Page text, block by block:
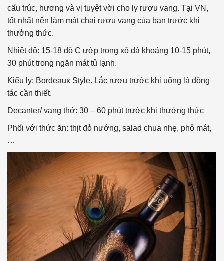
cấu trúc, hương và vị tuyệt vời cho ly rượu vang. Tại VN,
tốt nhất nên làm mát chai rượu vang của bạn trước khi
thưởng thức.
Nhiệt độ: 15-18 độ C ướp trong xô đá khoảng 10-15 phút,
30 phút trong ngăn mát tủ lạnh.
Kiểu ly: Bordeaux Style. Lắc rượu trước khi uống là động
tác cần thiết.
Decanter/ vang thở: 30 – 60 phút trước khi thưởng thức
Phối với thức ăn: thịt đỏ nướng, salad chua nhẹ, phô mát,
…